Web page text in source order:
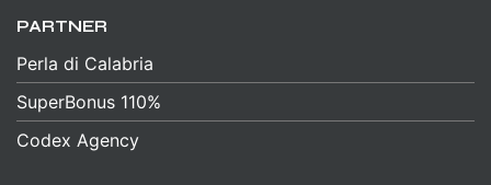
PARTNER
Perla di Calabria
SuperBonus 110%
Codex Agency